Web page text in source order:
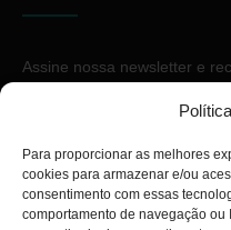
Para proporcionar as melhores
cookies para armazenar e/ou
consentimento com essas
comportamento de navegação ou
Assine nossa newsletter e